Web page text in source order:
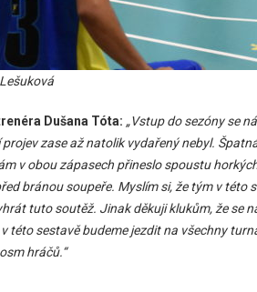
Dušana Tóta: „Vstup do sezóny se
projev zase až natolik vydařený nebyl.
v obou zápasech přineslo spoustu
bránou soupeře. Myslím si, že tým v této
tuto soutěž. Jinak děkuji klukům, že se
této sestavě budeme jezdit na všechny
hráčů.“